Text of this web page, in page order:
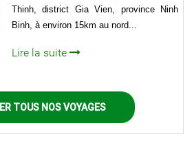
Thinh, district Gia Vien, province Ninh
Binh, à environ 15km au nord...
Lire la suite
TOUS NOS VOYAGES